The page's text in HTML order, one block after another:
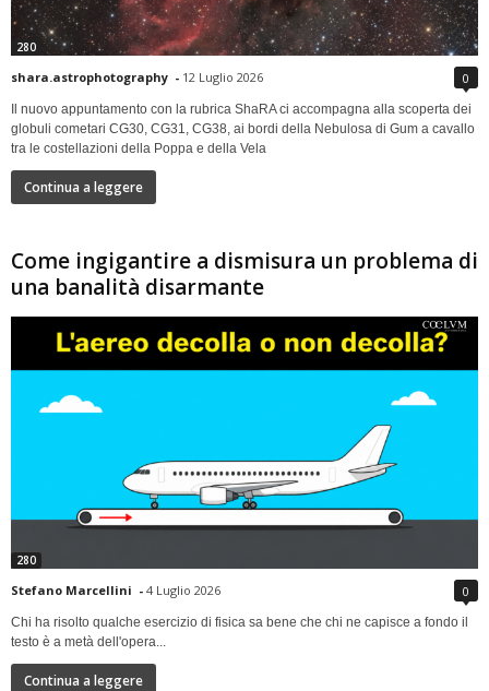
280
shara.astrophotography - 12 Luglio 2026 0
Il nuovo appuntamento con la rubrica ShaRA ci accompagna alla scoperta dei
globuli cometari CG30, CG31, CG38, ai bordi della Nebulosa di Gum a cavallo
tra le costellazioni della Poppa e della Vela
Continua a leggere
Come ingigantire a dismisura un problema di
una banalità disarmante
280
Stefano Marcellini - 4 Luglio 2026 0
Chi ha risolto qualche esercizio di fisica sa bene che chi ne capisce a fondo il
testo è a metà dell'opera...
Continua a leggere